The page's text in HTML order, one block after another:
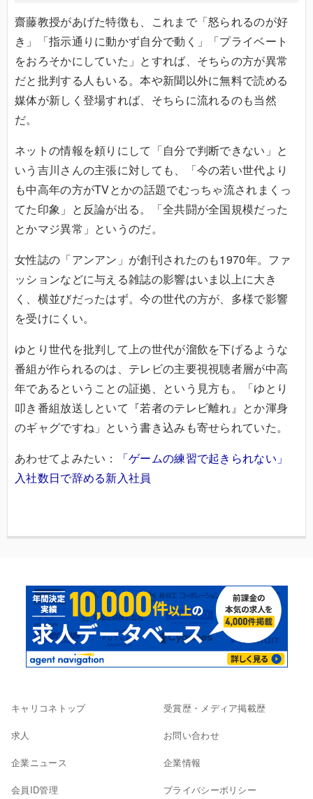
齋藤教授があげた特徴も、これまで「怒られるのが好
き」「指示通りに動かず自分で動く」「プライベート
をおろそかにしていた」とすれば、そちらの方が異常
だと批判する人もいる。本や新聞以外に無料で読める
媒体が新しく登場すれば、そちらに流れるのも当然
だ。
ネットの情報を頼りにして「自分で判断できない」と
いう吉川さんの主張に対しても、「今の若い世代より
も中高年の方がTVとかの話題でむっちゃ流されまくっ
てた印象」と反論が出る。「全共闘が全国規模だった
とかマジ異常」というのだ。
女性誌の「アンアン」が創刊されたのも1970年。ファ
ッションなどに与える雑誌の影響はいま以上に大き
く、横並びだったはず。今の世代の方が、多様で影響
を受けにくい。
ゆとり世代を批判して上の世代が溜飲を下げるような
番組が作られるのは、テレビの主要視視聴者層が中高
年であるということの証拠、という見方も。「ゆとり
叩き番組放送しといて『若者のテレビ離れ』とか渾身
のギャグですね」という書き込みも寄せられていた。
あわせてよみたい：
「ゲームの練習で起きられない」
入社数日で辞める新入社員
キャリコネトップ
求人
企業ニュース
会員ID管理
受賞歴・メディア掲載歴
お問い合わせ
企業情報
プライバシーポリシー